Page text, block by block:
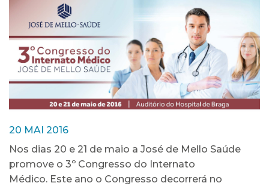
20 MAI 2016
Nos dias 20 e 21 de maio a José de Mello Saúde
promove o 3º Congresso do Internato
Médico. Este ano o Congresso decorrerá no